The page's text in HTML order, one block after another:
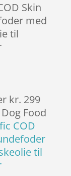
Skin
med
til
kr. 299
Food
COD
til